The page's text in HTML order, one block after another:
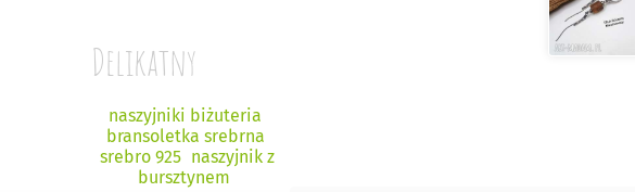
Delikatny
naszyjniki biżuteria
bransoletka srebrna
srebro 925 naszyjnik z
bursztynem